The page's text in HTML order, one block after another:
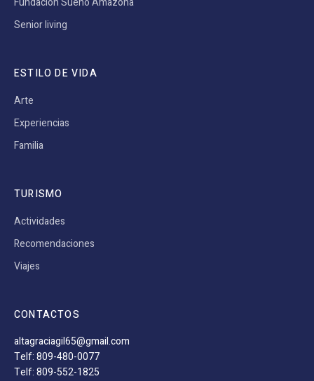
Senior living
ESTILO DE VIDA
Arte
Experiencias
Familia
TURISMO
Actividades
Recomendaciones
Viajes
CONTACTOS
altagraciagil65@gmail.com
Telf: 809-480-0077
Telf: 809-552-1825